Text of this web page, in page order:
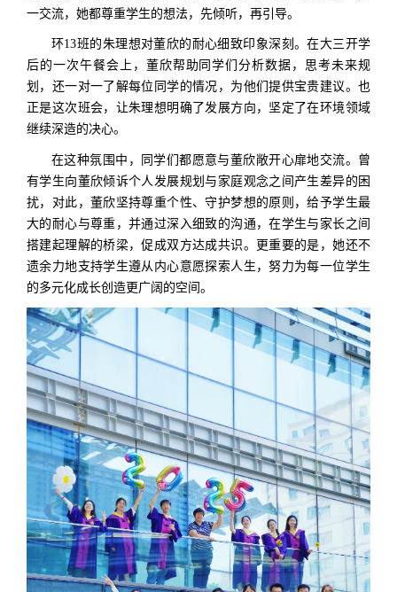
一交流，她都尊重学生的想法，先倾听，再引导。
环13班的朱理想对董欣的耐心细致印象深刻。在大三开学
后的一次午餐会上，董欣帮助同学们分析数据，思考未来规
划，还一对一了解每位同学的情况，为他们提供宝贵建议。也
正是这次班会，让朱理想明确了发展方向，坚定了在环境领域
继续深造的决心。
在这种氛围中，同学们都愿意与董欣敞开心扉地交流。曾
有学生向董欣倾诉个人发展规划与家庭观念之间产生差异的困
扰，对此，董欣坚持尊重个性、守护梦想的原则，给予学生最
大的耐心与尊重，并通过深入细致的沟通，在学生与家长之间
搭建起理解的桥梁，促成双方达成共识。更重要的是，她还不
遗余力地支持学生遵从内心意愿探索人生，努力为每一位学生
的多元化成长创造更广阔的空间。